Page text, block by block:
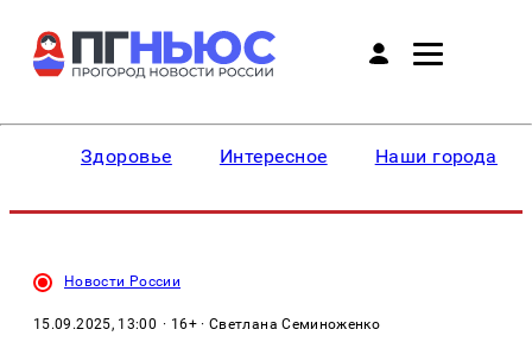
Здоровье Интересное Наши города
Новости России
15.09.2025, 13:00 · 16+ · Светлана Семиноженко